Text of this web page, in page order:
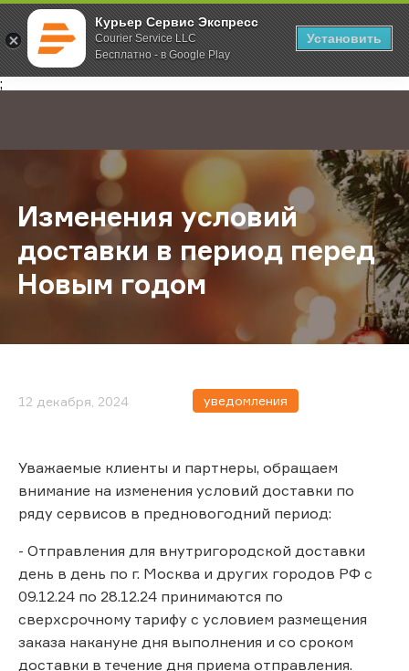
Курьер Сервис Экспресс
Courier Service LLC
Бесплатно - в Google Play
Установить
;
Главная О компании Новости Изменения условий доставки в
Изменения условий
доставки в период перед
Новым годом
12 декабря, 2024 уведомления
Уважаемые клиенты и партнеры, обращаем
внимание на изменения условий доставки по
ряду сервисов в предновогодний период:
- Отправления для внутригородской доставки
день в день по г. Москва и других городов РФ с
09.12.24 по 28.12.24 принимаются по
сверхсрочному тарифу с условием размещения
заказа накануне дня выполнения и со сроком
доставки в течение дня приема отправления.